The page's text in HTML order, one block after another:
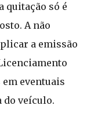
quitação só é
A não
a emissão
eventuais
do veículo.